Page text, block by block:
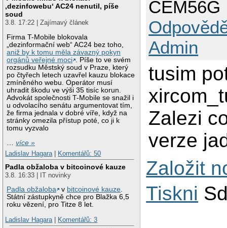
‚dezinfowebu‘ AC24 nenutil, píše
soud
3.8. 17:22 | Zajímavý článek
Firma T-Mobile blokovala
„dezinformační web“ AC24 bez toho,
aniž by k tomu měla závazný pokyn
orgánů veřejné moci
. Píše to ve svém
rozsudku Městský soud v Praze, který
po čtyřech letech uzavřel kauzu blokace
zmíněného webu. Operátor musí
uhradit škodu ve výši 35 tisíc korun.
Advokát společnosti T-Mobile se snažil i
u odvolacího senátu argumentovat tím,
že firma jednala v dobré víře, když na
stránky omezila přístup poté, co ji k
tomu vyzvalo
…více »
Ladislav Hagara| Komentářů: 50
Padla obžaloba v bitcoinové kauze
3.8. 16:33 | IT novinky
Padla obžaloba
v bitcoinové kauze.
Státní zástupkyně chce pro Blažka 6,5
roku vězení, pro Titze 8 let.
Ladislav Hagara| Komentářů: 3
CEM56G
Admin
tusim
Zalezi
verze
Založit
Tiskni